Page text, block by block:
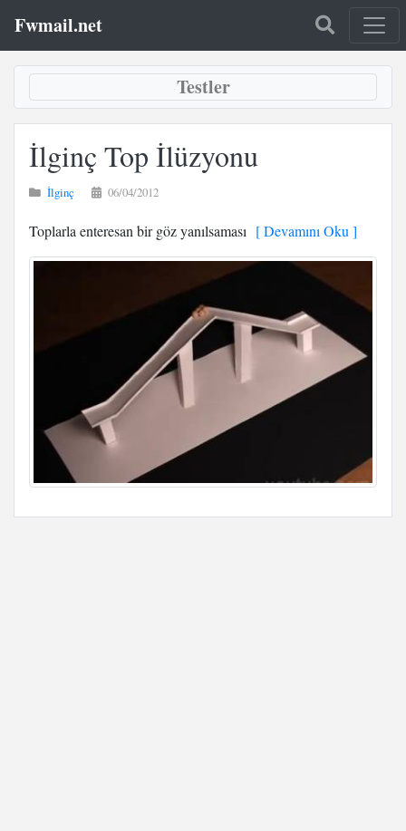
Fwmail.net
Testler
İlginç Top İlüzyonu
İlginç 06/04/2012
Toplarla enteresan bir göz yanılsaması [ Devamını Oku ]